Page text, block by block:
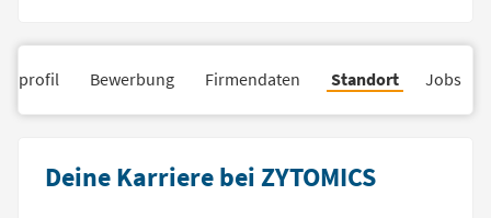
Bewerbung Firmendaten Standort Jobs
Deine Karriere bei ZYTOMICS